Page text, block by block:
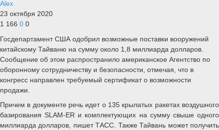
Alex
23 октября 2020
1 166 0 0
Госдепартамент США одобрил возможные поставки вооружений
китайскому Тайваню на сумму около 1,8 миллиарда долларов.
Сообщение об этом распространило американское Агентство по
оборонному сотрудничеству и безопасности, отмечая, что в
конгресс направлен требуемый сертификат о возможности
продажи.
Причем в документе речь идет о 135 крылатых ракетах воздушного
базирования SLAM-ER и комплектующих на сумму свыше одного
миллиарда долларов, пишет ТАСС. Также Тайвань может получить